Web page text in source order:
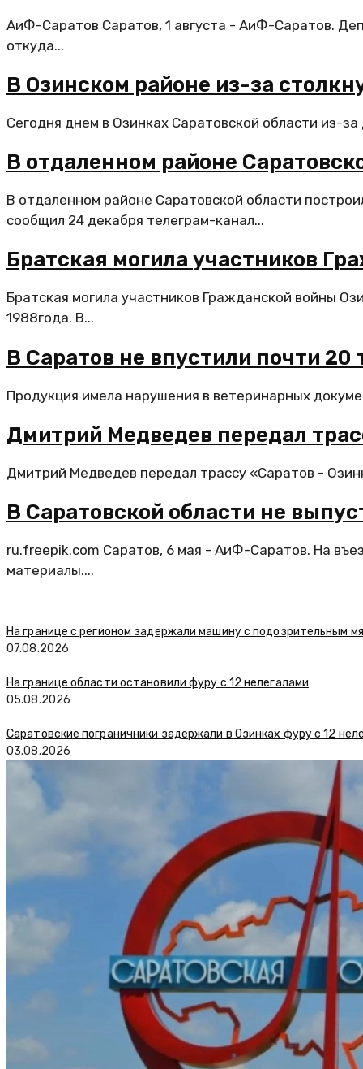
АиФ-Саратов Саратов, 1 августа - АиФ-Саратов.
откуда...
В Озинском районе из-за
Сегодня днем в Озинках Саратовской области из-
В отдаленном районе
В отдаленном районе Саратовской области
сообщил 24 декабря телеграм-канал...
Братская могила участников
Братская могила участников Гражданской войны
1988года. В...
В Саратов не впустили почти
Продукция имела нарушения в ветеринарных
Дмитрий Медведев передал
Дмитрий Медведев передал трассу «Саратов -
В Саратовской области не
ru.freepik.com Саратов, 6 мая - АиФ-Саратов. На
материалы....
На границе с регионом задержали машину с подозрительным
07.08.2026
На границе области остановили фуру с 12 нелегалами
05.08.2026
Саратовские пограничники задержали в Озинках фуру с 12
03.08.2026